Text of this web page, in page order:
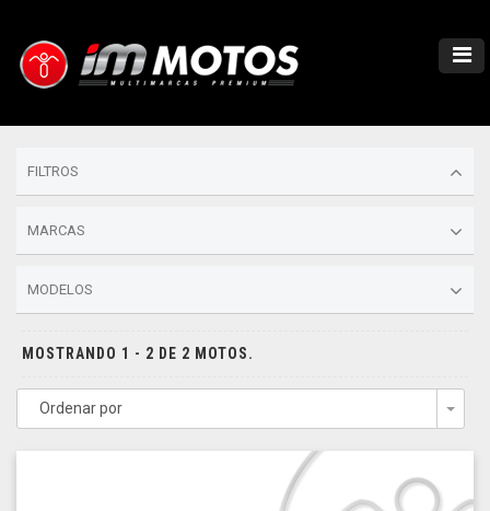
FILTROS
MARCAS
MODELOS
MOSTRANDO 1 - 2 DE 2 MOTOS.
Ordenar por